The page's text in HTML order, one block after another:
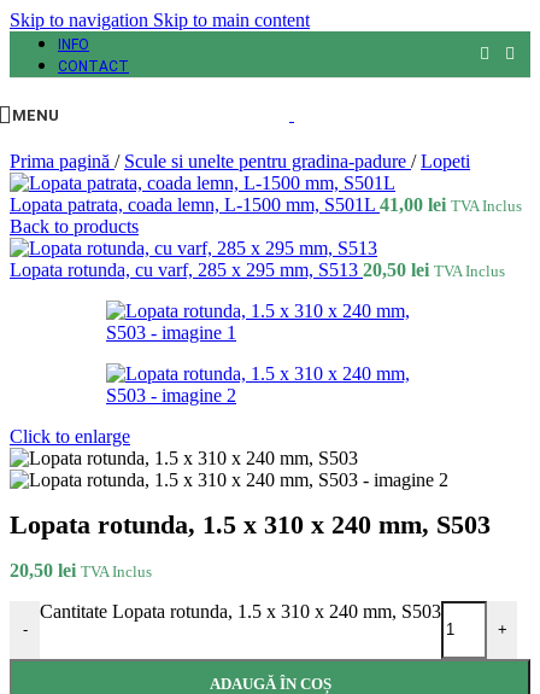
Skip to navigation Skip to main content
INFO
CONTACT
MENU
Prima pagină / Scule si unelte pentru gradina-padure / Lopeti
Lopata patrata, coada lemn, L-1500 mm, S501L 41,00 lei TVA Inclus
Back to products
Lopata rotunda, cu varf, 285 x 295 mm, S513 20,50 lei TVA Inclus
Click to enlarge
Lopata rotunda, 1.5 x 310 x 240 mm, S503
20,50 lei TVA Inclus
-
Cantitate Lopata rotunda, 1.5 x 310 x 240 mm, S503
+
ADAUGĂ ÎN COȘ